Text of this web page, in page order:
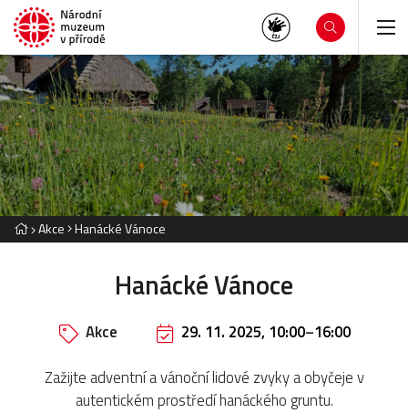
Akce Hanácké Vánoce
Hanácké Vánoce
Akce 29. 11. 2025, 10:00–16:00
Zažijte adventní a vánoční lidové zvyky a obyčeje v
autentickém prostředí hanáckého gruntu.